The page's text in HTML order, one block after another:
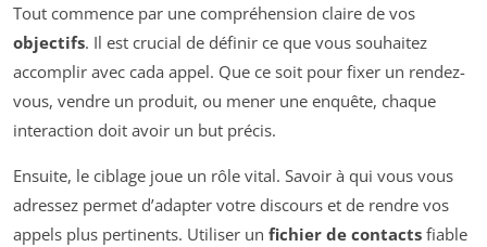
Tout commence par une compréhension claire de vos
objectifs. Il est crucial de définir ce que vous souhaitez
accomplir avec cada appel. Que ce soit pour fixer un rendez-
vous, vendre un produit, ou mener une enquête, chaque
interaction doit avoir un but précis.
Ensuite, le ciblage joue un rôle vital. Savoir à qui vous vous
adressez permet d’adapter votre discours et de rendre vos
appels plus pertinents. Utiliser un fichier de contacts fiable